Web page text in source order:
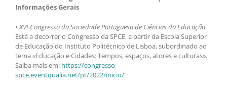
Informações Gerais
•XVI Congresso da Sociedade Portuguesa de Ciências da Educação
Está a decorrer o Congresso da SPCE, a partir da Escola Superior
de Educação do Instituto Politécnico de Lisboa, subordinado ao
tema «Educação e Cidades: Tempos, espaços, atores e culturas».
Saiba mais em: https://congresso-
spce.eventqualia.net/pt/2022/inicio/